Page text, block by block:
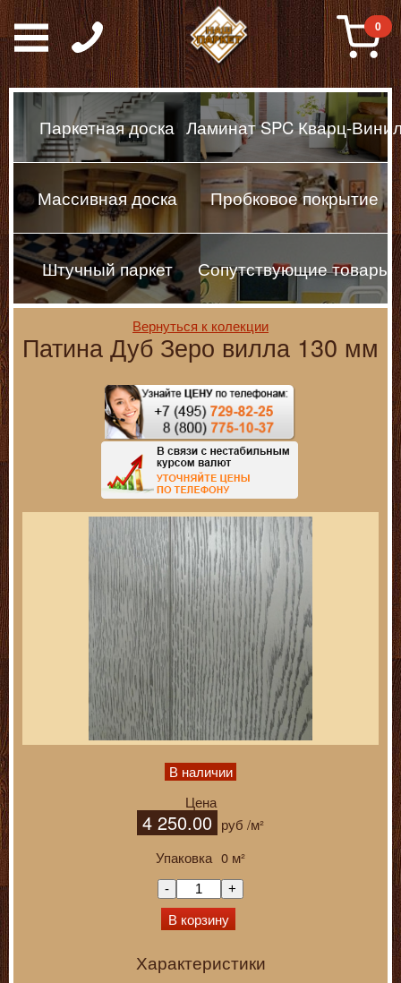
Паркет, Штучный
0
Паркетная доска Ламинат SPC Кварц-
Массивная доска Пробковое покрытие
Штучный паркет Сопутствующие товары
Патина Дуб Зеро вилла 130 мм
Вернуться к колекции
В наличии
Цена
4 250.00 руб /м²
Упаковка 0 м²
- +
В корзину
Характеристики